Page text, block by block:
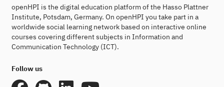
openHPI is the digital education platform of the Hasso Plattner
Institute, Potsdam, Germany. On openHPI you take part in a
worldwide social learning network based on interactive online
courses covering different subjects in Information and
Communication Technology (ICT).
Follow us